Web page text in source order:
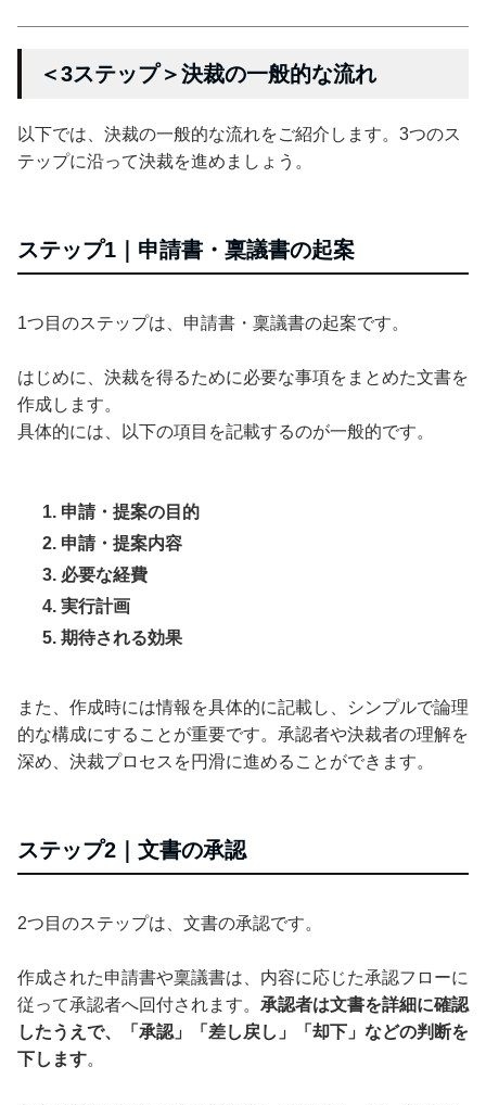
＜3ステップ＞決裁の一般的な流れ
以下では、決裁の一般的な流れをご紹介します。3つのス
テップに沿って決裁を進めましょう。
ステップ1｜申請書・稟議書の起案
1つ目のステップは、申請書・稟議書の起案です。
はじめに、決裁を得るために必要な事項をまとめた文書を
作成します。
具体的には、以下の項目を記載するのが一般的です。
申請・提案の目的
申請・提案内容
必要な経費
実行計画
期待される効果
また、作成時には情報を具体的に記載し、シンプルで論理
的な構成にすることが重要です。承認者や決裁者の理解を
深め、決裁プロセスを円滑に進めることができます。
ステップ2｜文書の承認
2つ目のステップは、文書の承認です。
作成された申請書や稟議書は、内容に応じた承認フローに
従って承認者へ回付されます。 承認者は文書を詳細に確認
したうえで、「承認」「差し戻し」「却下」などの判断を
下します。